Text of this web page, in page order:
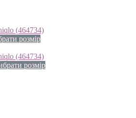
(464734)
розмір
(464734)
розмір